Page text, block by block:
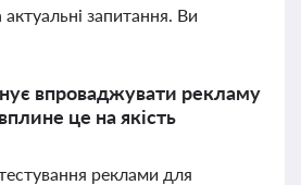
актуальні запитання. Ви
впроваджувати рекламу
це на якість
реклами для